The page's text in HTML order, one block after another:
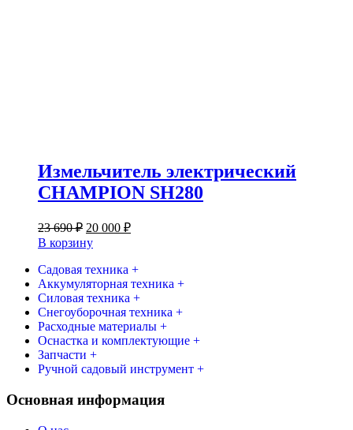
Измельчитель электрический
CHAMPION SH280
23 690₽ Первоначальная
цена
составляла
23
690 ₽.
20 000 ₽Текущая
000 ₽.
В корзину
Садовая техника +
Аккумуляторная техника +
Силовая техника +
Снегоуборочная техника +
Расходные материалы +
Оснастка и комплектующие +
Запчасти +
Ручной садовый инструмент +
Основная информация